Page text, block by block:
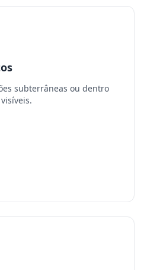
subterrâneas ou dentro